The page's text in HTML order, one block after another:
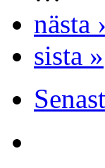
nästa ›
sista »